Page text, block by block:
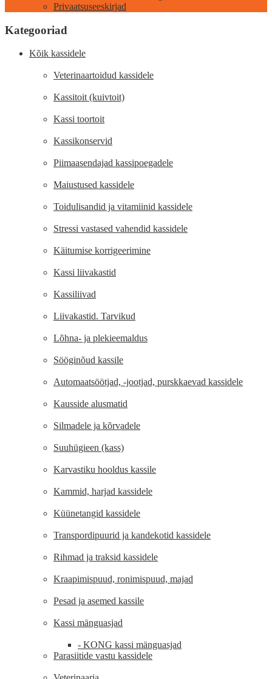
Privaatsuseeskirjad
Kategooriad
Kõik kassidele
Veterinaartoidud kassidele
Kassitoit (kuivtoit)
Kassi toortoit
Kassikonservid
Piimaasendajad kassipoegadele
Maiustused kassidele
Toidulisandid ja vitamiinid kassidele
Stressi vastased vahendid kassidele
Käitumise korrigeerimine
Kassi liivakastid
Kassiliivad
Liivakastid. Tarvikud
Lõhna- ja plekieemaldus
Sööginõud kassile
Automaatsöötjad, -jootjad, purskkaevad kassidele
Kausside alusmatid
Silmadele ja kõrvadele
Suuhügieen (kass)
Karvastiku hooldus kassile
Kammid, harjad kassidele
Küünetangid kassidele
Transpordipuurid ja kandekotid kassidele
Rihmad ja traksid kassidele
Kraapimispuud, ronimispuud, majad
Pesad ja asemed kassile
Kassi mänguasjad
- KONG kassi mänguasjad
Parasiitide vastu kassidele